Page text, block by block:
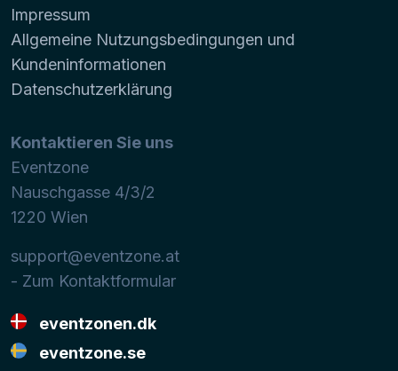
Impressum
Allgemeine Nutzungsbedingungen und
Kundeninformationen
Datenschutzerklärung
Kontaktieren Sie uns
Eventzone
Nauschgasse 4/3/2
1220 Wien
support@eventzone.at
- Zum Kontaktformular
eventzonen.dk
eventzone.se